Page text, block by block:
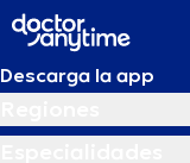
Descarga la app